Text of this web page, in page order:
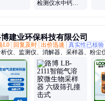
检测仪水中钙离
建业环保科技有限公司
L0
回复及时 出价迅速 真实性已核验
仪、监测仪、消解器、采样器、粉尘
量仪、检测仪、培养箱、风速仪、黑度
测仪、萃取仪、指数仪、流量计、防护
氧培养、加热装置、水质监测、光电光